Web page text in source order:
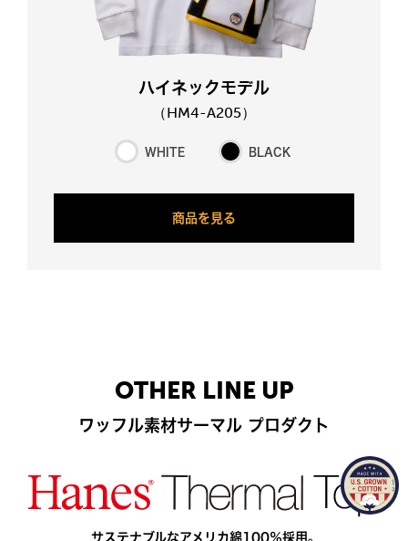
ハイネ ッ クモデル
（HM4-A205）
WHITE BLACK
商品を 見る
OTHER LINE UP
ワ ッ フ ル素材サーマル プ ロ ダク ト
サステナブルなアメリカ綿100％採用。